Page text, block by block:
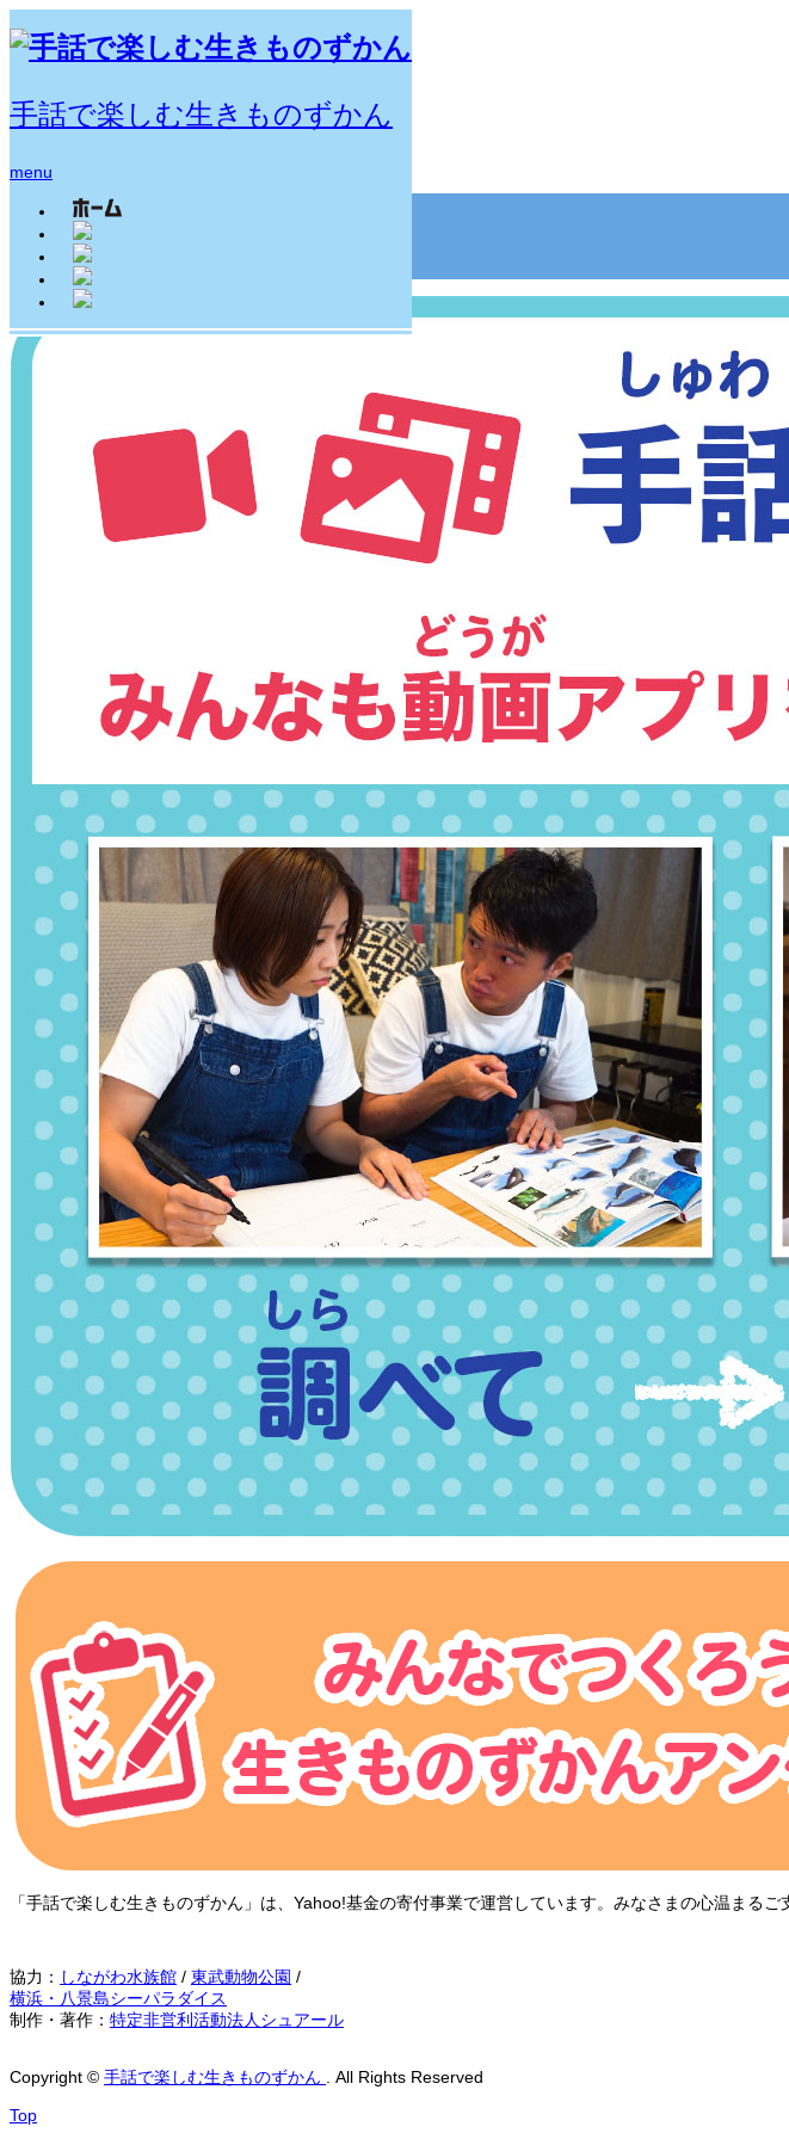
手話で楽しむ生きものずかん
menu
ホーム
手話で楽しむ生きものずかん
RSS
「手話で楽しむ生きものずかん」は、Yahoo!基金の寄付事業で運営しています。みなさまの心温まる
協力： しながわ水族館 / 東武動物公園 /
横浜・八景島シーパラダイス
制作・著作： 特定非営利活動法人シュアール
Copyright © 手話で楽しむ生きものずかん
. All Rights Reserved
Top